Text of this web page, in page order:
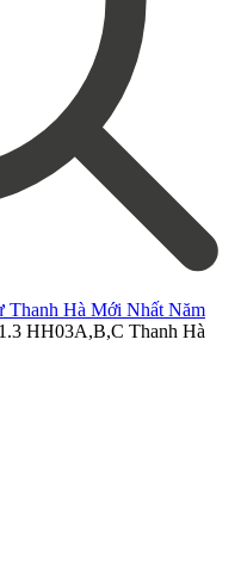
Thanh Hà Mới Nhất Năm
HH03A,B,C Thanh Hà